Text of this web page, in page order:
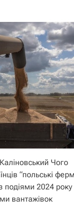
Чого
“польські
подіями 2024
вантажівок